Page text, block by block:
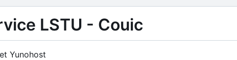
LSTU - Couic
Yunohost